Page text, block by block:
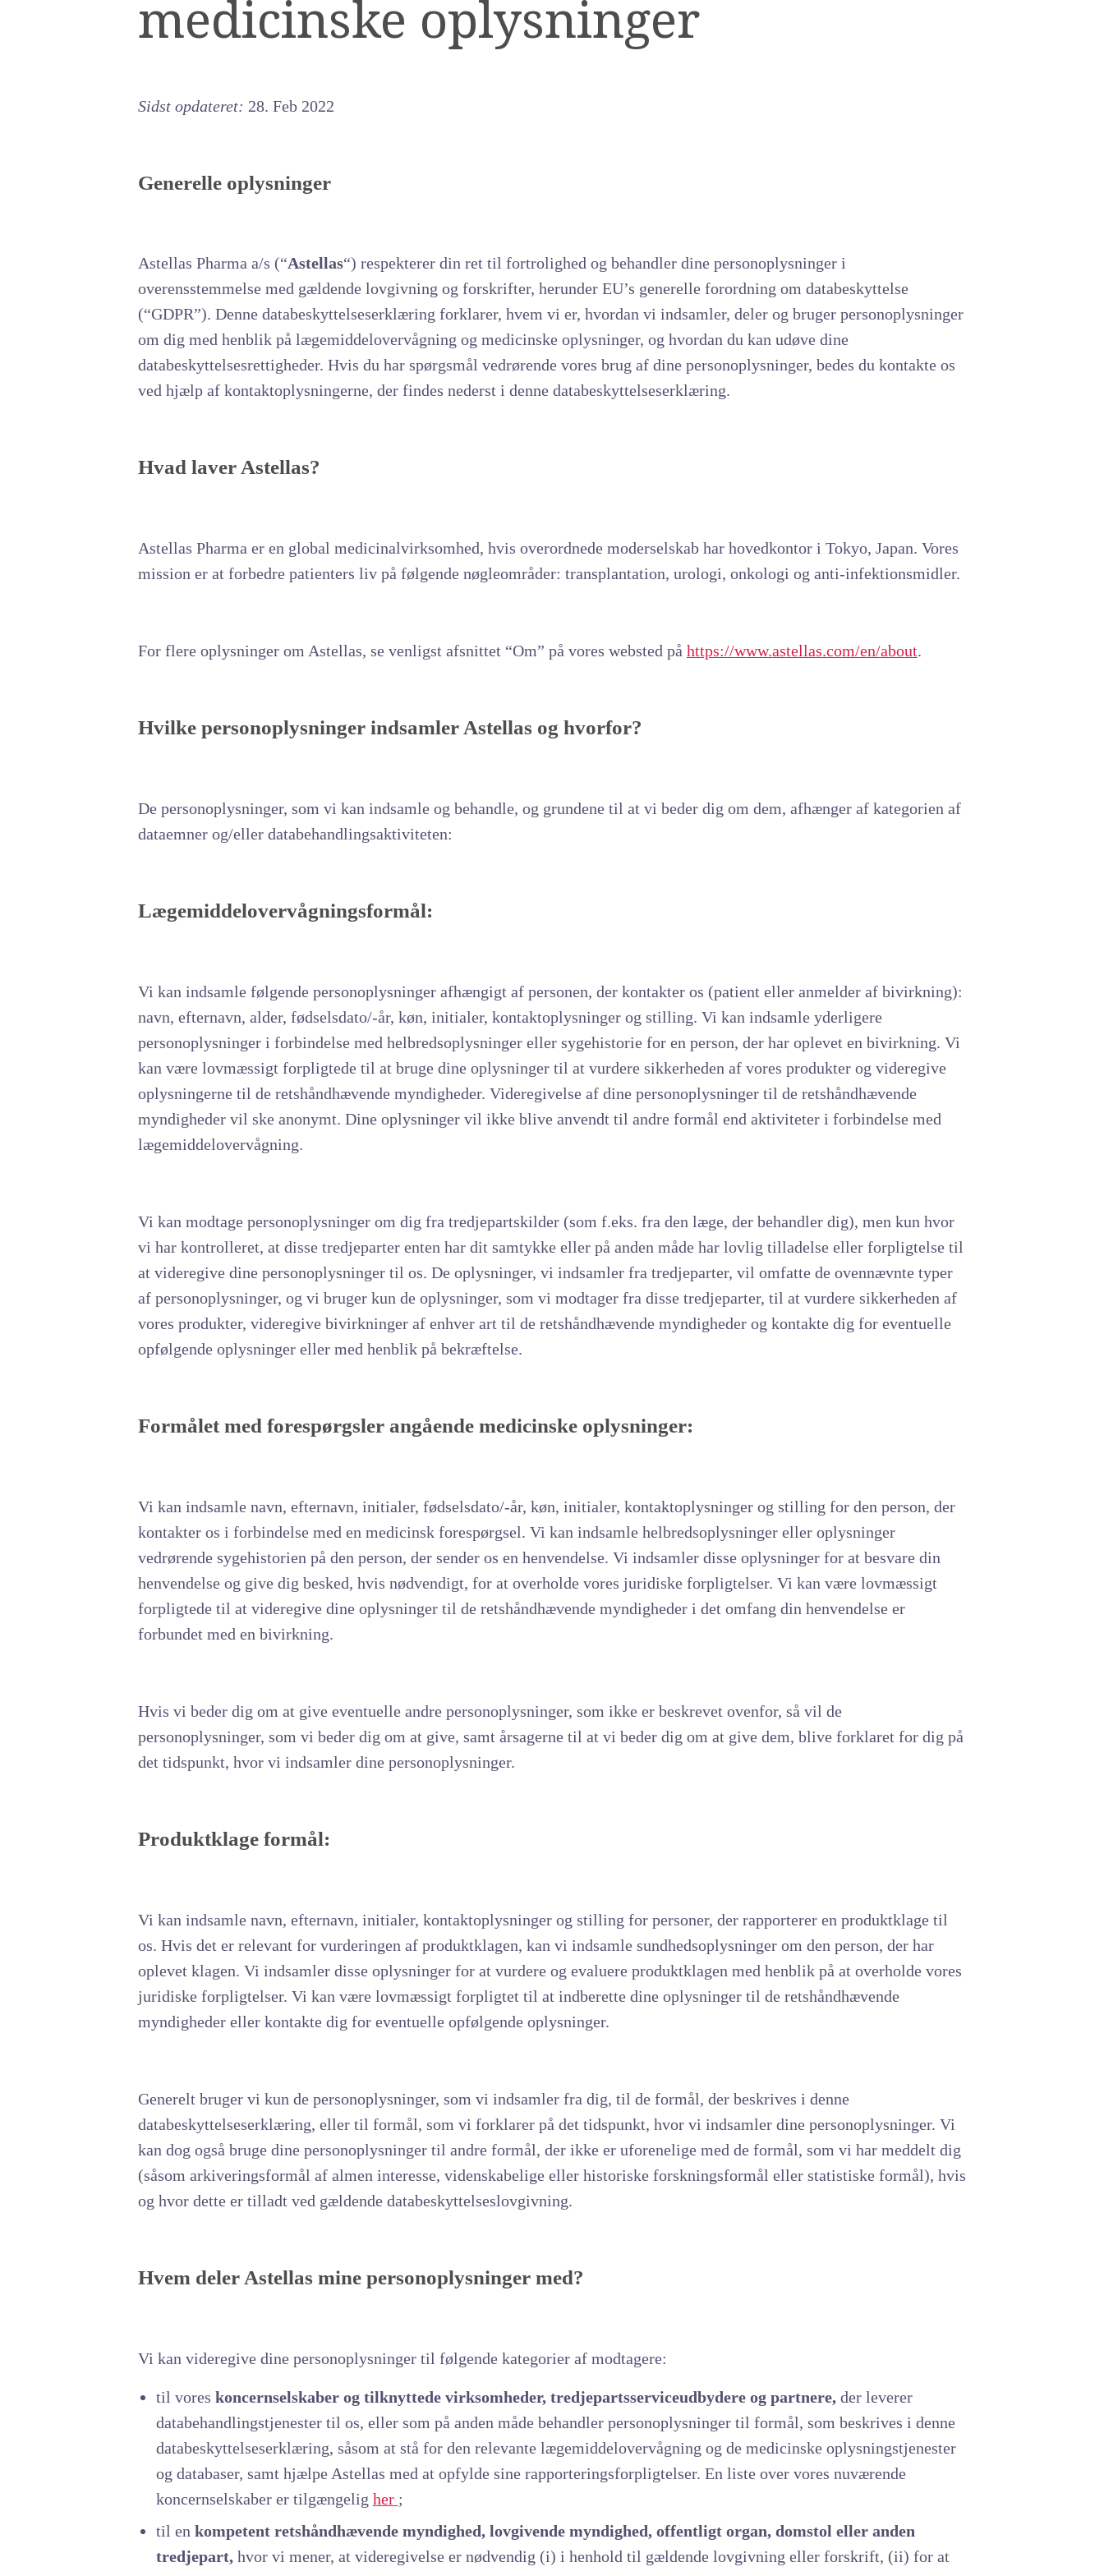
medicinske oplysninger
Sidst opdateret: 28. Feb 2022
Generelle oplysninger
Astellas Pharma a/s (“Astellas“) respekterer din ret til fortrolighed og behandler dine personoplysninger i
overensstemmelse med gældende lovgivning og forskrifter, herunder EU’s generelle forordning om databeskyttelse
(“GDPR”). Denne databeskyttelseserklæring forklarer, hvem vi er, hvordan vi indsamler, deler og bruger personoplysninger
om dig med henblik på lægemiddelovervågning og medicinske oplysninger, og hvordan du kan udøve dine
databeskyttelsesrettigheder. Hvis du har spørgsmål vedrørende vores brug af dine personoplysninger, bedes du kontakte os
ved hjælp af kontaktoplysningerne, der findes nederst i denne databeskyttelseserklæring.
Hvad laver Astellas?
Astellas Pharma er en global medicinalvirksomhed, hvis overordnede moderselskab har hovedkontor i Tokyo, Japan. Vores
mission er at forbedre patienters liv på følgende nøgleområder: transplantation, urologi, onkologi og anti-infektionsmidler.
For flere oplysninger om Astellas, se venligst afsnittet “Om” på vores websted på https://www.astellas.com/en/about.
Hvilke personoplysninger indsamler Astellas og hvorfor?
De personoplysninger, som vi kan indsamle og behandle, og grundene til at vi beder dig om dem, afhænger af kategorien af
dataemner og/eller databehandlingsaktiviteten:
Lægemiddelovervågningsformål:
Vi kan indsamle følgende personoplysninger afhængigt af personen, der kontakter os (patient eller anmelder af bivirkning):
navn, efternavn, alder, fødselsdato/-år, køn, initialer, kontaktoplysninger og stilling. Vi kan indsamle yderligere
personoplysninger i forbindelse med helbredsoplysninger eller sygehistorie for en person, der har oplevet en bivirkning. Vi
kan være lovmæssigt forpligtede til at bruge dine oplysninger til at vurdere sikkerheden af vores produkter og videregive
oplysningerne til de retshåndhævende myndigheder. Videregivelse af dine personoplysninger til de retshåndhævende
myndigheder vil ske anonymt. Dine oplysninger vil ikke blive anvendt til andre formål end aktiviteter i forbindelse med
lægemiddelovervågning.
Vi kan modtage personoplysninger om dig fra tredjepartskilder (som f.eks. fra den læge, der behandler dig), men kun hvor
vi har kontrolleret, at disse tredjeparter enten har dit samtykke eller på anden måde har lovlig tilladelse eller forpligtelse til
at videregive dine personoplysninger til os. De oplysninger, vi indsamler fra tredjeparter, vil omfatte de ovennævnte typer
af personoplysninger, og vi bruger kun de oplysninger, som vi modtager fra disse tredjeparter, til at vurdere sikkerheden af
vores produkter, videregive bivirkninger af enhver art til de retshåndhævende myndigheder og kontakte dig for eventuelle
opfølgende oplysninger eller med henblik på bekræftelse.
Formålet med forespørgsler angående medicinske oplysninger:
Vi kan indsamle navn, efternavn, initialer, fødselsdato/-år, køn, initialer, kontaktoplysninger og stilling for den person, der
kontakter os i forbindelse med en medicinsk forespørgsel. Vi kan indsamle helbredsoplysninger eller oplysninger
vedrørende sygehistorien på den person, der sender os en henvendelse. Vi indsamler disse oplysninger for at besvare din
henvendelse og give dig besked, hvis nødvendigt, for at overholde vores juridiske forpligtelser. Vi kan være lovmæssigt
forpligtede til at videregive dine oplysninger til de retshåndhævende myndigheder i det omfang din henvendelse er
forbundet med en bivirkning.
Hvis vi beder dig om at give eventuelle andre personoplysninger, som ikke er beskrevet ovenfor, så vil de
personoplysninger, som vi beder dig om at give, samt årsagerne til at vi beder dig om at give dem, blive forklaret for dig på
det tidspunkt, hvor vi indsamler dine personoplysninger.
Produktklage formål:
Vi kan indsamle navn, efternavn, initialer, kontaktoplysninger og stilling for personer, der rapporterer en produktklage til
os. Hvis det er relevant for vurderingen af produktklagen, kan vi indsamle sundhedsoplysninger om den person, der har
oplevet klagen. Vi indsamler disse oplysninger for at vurdere og evaluere produktklagen med henblik på at overholde vores
juridiske forpligtelser. Vi kan være lovmæssigt forpligtet til at indberette dine oplysninger til de retshåndhævende
myndigheder eller kontakte dig for eventuelle opfølgende oplysninger.
Generelt bruger vi kun de personoplysninger, som vi indsamler fra dig, til de formål, der beskrives i denne
databeskyttelseserklæring, eller til formål, som vi forklarer på det tidspunkt, hvor vi indsamler dine personoplysninger. Vi
kan dog også bruge dine personoplysninger til andre formål, der ikke er uforenelige med de formål, som vi har meddelt dig
(såsom arkiveringsformål af almen interesse, videnskabelige eller historiske forskningsformål eller statistiske formål), hvis
og hvor dette er tilladt ved gældende databeskyttelseslovgivning.
Hvem deler Astellas mine personoplysninger med?
Vi kan videregive dine personoplysninger til følgende kategorier af modtagere:
til vores koncernselskaber og tilknyttede virksomheder, tredjepartsserviceudbydere og partnere,der leverer
databehandlingstjenester til os, eller som på anden måde behandler personoplysninger til formål, som beskrives i denne
databeskyttelseserklæring, såsom at stå for den relevante lægemiddelovervågning og de medicinske oplysningstjenester
og databaser, samt hjælpe Astellas med at opfylde sine rapporteringsforpligtelser. En liste over vores nuværende
koncernselskaber er tilgængelig her ;
til en kompetent retshåndhævende myndighed, lovgivende myndighed, offentligt organ, domstol eller anden
tredjepart, hvor vi mener, at videregivelse er nødvendig (i) i henhold til gældende lovgivning eller forskrift, (ii) for at